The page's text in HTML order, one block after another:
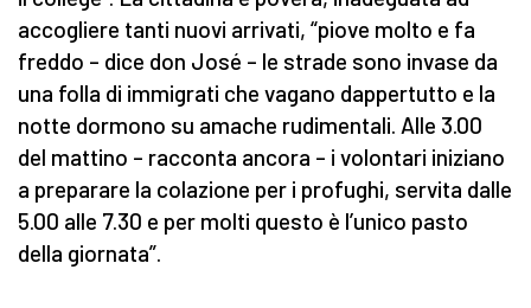
accogliere tanti nuovi arrivati, “piove molto e fa
freddo – dice don José – le strade sono invase da
una folla di immigrati che vagano dappertutto e la
notte dormono su amache rudimentali. Alle 3.00
del mattino – racconta ancora – i volontari iniziano
a preparare la colazione per i profughi, servita dalle
5.00 alle 7.30 e per molti questo è l’unico pasto
della giornata”.